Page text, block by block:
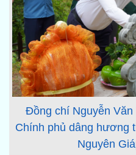
Đồng chí Nguyễn
Chính phủ dâng hương
Nguyên